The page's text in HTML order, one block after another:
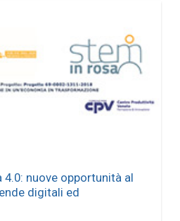
4.0: nuove opportunità al
digitali ed